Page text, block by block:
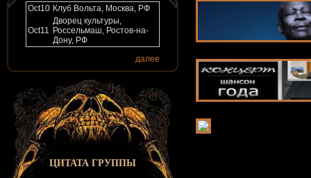
Oct10 Клуб Вольта, Москва, РФ
Oct11
Дворец культуры,
Россельмаш, Ростов-на-
Дону, РФ
далее
ЦИТАТА ГРУППЫ